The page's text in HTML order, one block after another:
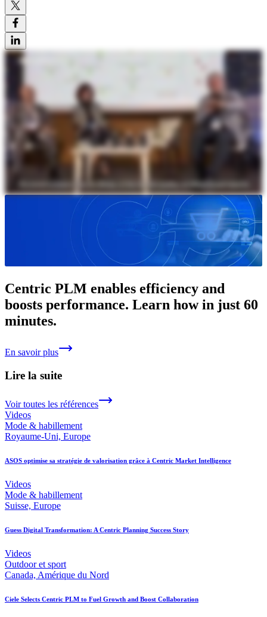
Centric PLM enables efficiency and
boosts performance. Learn how in just 60
minutes.
En savoir plus
Lire la suite
Voir toutes les références
Videos
Mode & habillement
Royaume-Uni, Europe
ASOS optimise sa stratégie de valorisation grâce à Centric Market Intelligence
Videos
Mode & habillement
Suisse, Europe
Guess Digital Transformation: A Centric Planning Success Story
Videos
Outdoor et sport
Canada, Amérique du Nord
Ciele Selects Centric PLM to Fuel Growth and Boost Collaboration